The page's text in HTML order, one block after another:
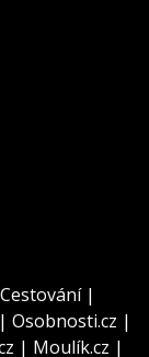
Cestování|
| Osobnosti.cz |
| Moulík.cz |